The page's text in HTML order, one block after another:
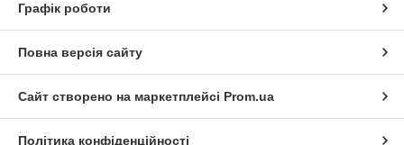
Графік роботи
Повна версія сайту
Сайт створено на маркетплейсі Prom.ua
Політика конфіденційності